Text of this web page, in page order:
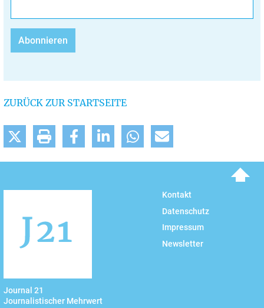
ZURÜCK ZUR STARTSEITE
Journal 21
Journalistischer Mehrwert
Kontakt
Datenschutz
Impressum
Newsletter